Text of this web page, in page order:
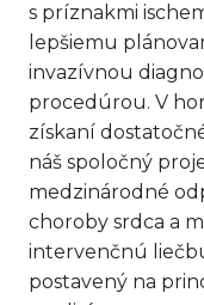
s príznakmi
lepšiemu
invazívnou
procedúrou. V
získaní
náš spoločný
medzinárodné
choroby srdca a
intervenčnú
postavený na